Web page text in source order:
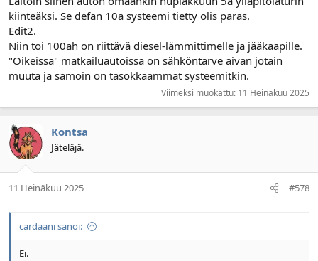
kiinteäksi. Se defan 10a systeemi tietty olis paras.
Edit2.
Niin toi 100ah on riittävä diesel-lämmittimelle ja jääkaapille.
"Oikeissa" matkailuautoissa on sähköntarve aivan jotain
muuta ja samoin on tasokkaammat systeemitkin.
Viimeksi muokattu: 11 Heinäkuu 2025
Kontsa
Jäteläjä.
11 Heinäkuu 2025 #578
cardaani sanoi:
Ei.